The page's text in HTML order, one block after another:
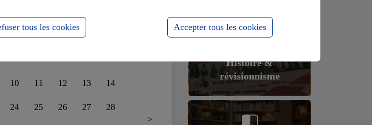
10 11 12 13 14
24 25 26 27 28
>
Histoire &
révisionnisme
tous les cookies Accepter tous les cookies